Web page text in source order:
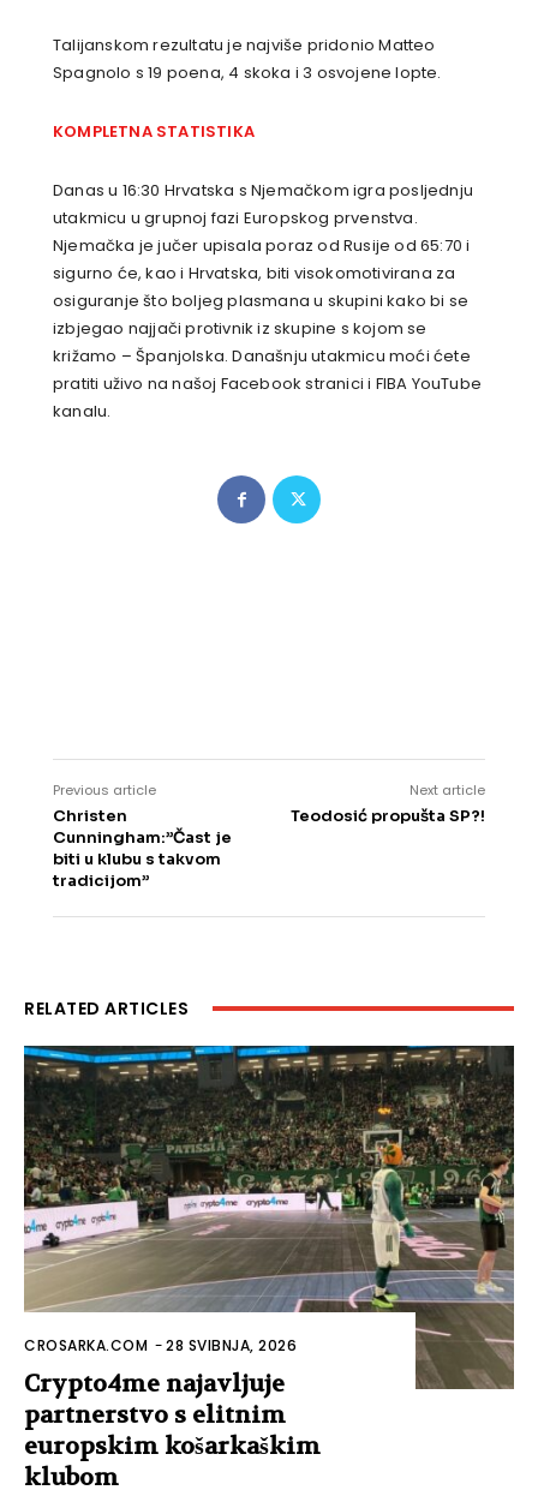
Talijanskom rezultatu je najviše pridonio Matteo
Spagnolo s 19 poena, 4 skoka i 3 osvojene lopte.
KOMPLETNA STATISTIKA
Danas u 16:30 Hrvatska s Njemačkom igra posljednju
utakmicu u grupnoj fazi Europskog prvenstva.
Njemačka je jučer upisala poraz od Rusije od 65:70 i
sigurno će, kao i Hrvatska, biti visokomotivirana za
osiguranje što boljeg plasmana u skupini kako bi se
izbjegao najjači protivnik iz skupine s kojom se
križamo – Španjolska. Današnju utakmicu moći ćete
pratiti uživo na našoj Facebook stranici i FIBA YouTube
kanalu.
Previous article
Christen
Cunningham:”Čast je
biti u klubu s takvom
tradicijom”
Next article
Teodosić propušta SP?!
RELATED ARTICLES
CROSARKA.COM -28 SVIBNJA, 2026
Crypto4me najavljuje
partnerstvo s elitnim
europskim košarkaškim
klubom